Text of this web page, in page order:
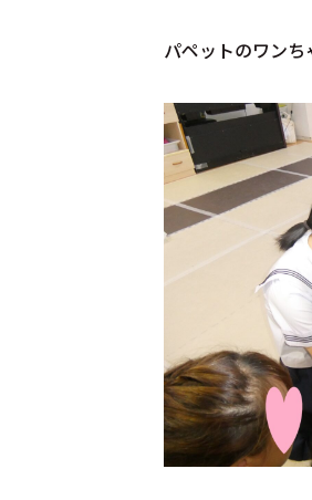
パペットのワンち